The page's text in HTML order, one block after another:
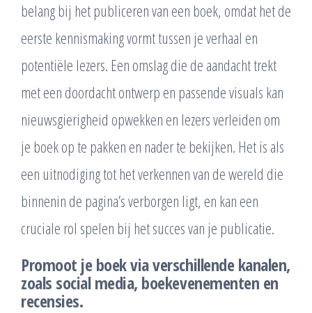
belang bij het publiceren van een boek, omdat het de
eerste kennismaking vormt tussen je verhaal en
potentiële lezers. Een omslag die de aandacht trekt
met een doordacht ontwerp en passende visuals kan
nieuwsgierigheid opwekken en lezers verleiden om
je boek op te pakken en nader te bekijken. Het is als
een uitnodiging tot het verkennen van de wereld die
binnenin de pagina’s verborgen ligt, en kan een
cruciale rol spelen bij het succes van je publicatie.
Promoot je boek via verschillende kanalen,
zoals social media, boekevenementen en
recensies.